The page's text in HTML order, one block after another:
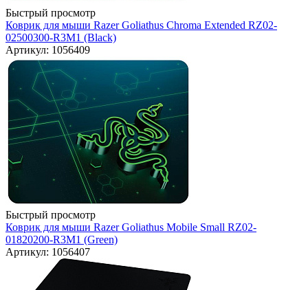
Быстрый просмотр
Коврик для мыши Razer Goliathus Chroma Extended RZ02-
02500300-R3M1 (Black)
Артикул: 1056409
Быстрый просмотр
Коврик для мыши Razer Goliathus Mobile Small RZ02-
01820200-R3M1 (Green)
Артикул: 1056407